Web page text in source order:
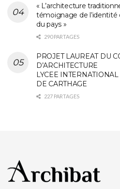
« L’architecture
témoignage de
du pays »
290 PARTAGES
PROJET LAUREAT DU
D’ARCHITECTURE
LYCEE
DE CARTHAGE
227 PARTAGES